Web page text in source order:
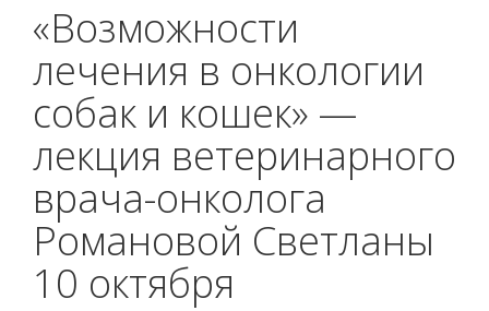
«Возможности
лечения в онкологии
собак и кошек» —
лекция ветеринарного
врача-онколога
Романовой Светланы
10 октября